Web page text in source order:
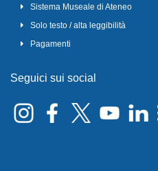
Sistema Museale di Ateneo
Solo testo / alta leggibilità
Pagamenti
Seguici sui social